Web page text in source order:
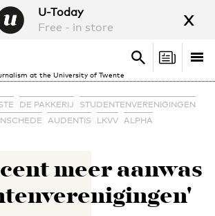
U-Today
Free - in store
x
at the University of Twente
Search
Search
DE PAKKERIJ
STUDENTENVERENIGINGEN
AUDENTIS LKVV ALPHA
meer aanwas